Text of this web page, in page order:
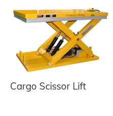
Cargo Scissor Lift